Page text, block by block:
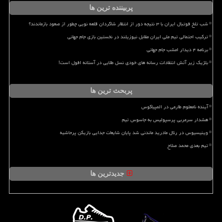
پربیننده ترین ها
شب تلخ فوتبال ایران با ۳ نتیجه دور از انتظار شاگردان قلعه نویی چطور از صعود بازماندند؟
ترکیب احتمالی تیم ملی ایران مقابل نیوزیلند در نخستین بازی جام جهانی
برنامه ۴ دیدار امشب جام جهانی
بلژیک زیر آتش انتقادات رسانه های خودی نسل طلایی در آستانه افول است!
پربحث ترین ها
آینده نامعلوم طارمی در المپیاکوس
هشدار سرمربی پرسپولیس به جاسوس تیم
وینیسیوس در رئال مادرید ماندنی شد پایان شایعات جدایی بازیکن پرحاشیه
تیم بعدی محمد صلاح
جدیدترین ها